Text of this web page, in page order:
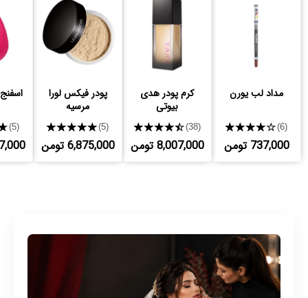
مداد لب یورن
★★★★★(6)
737,000 تومن
کرم پودر هدی
بیوتی
★★★★★(38)
8,007,000 تومن
پودر فیکس لورا
مرسیه
★★★★★(5)
6,875,000 تومن
(5)